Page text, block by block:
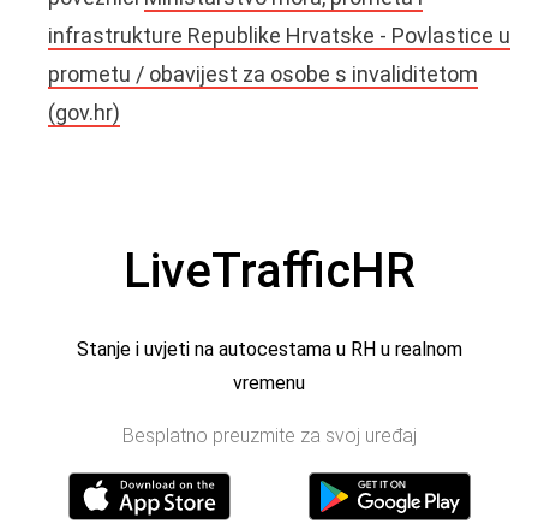
infrastrukture Republike Hrvatske - Povlastice u
prometu / obavijest za osobe s invaliditetom
(gov.hr)
LiveTrafficHR
Stanje i uvjeti na autocestama u RH u realnom
vremenu
Besplatno preuzmite za svoj uređaj